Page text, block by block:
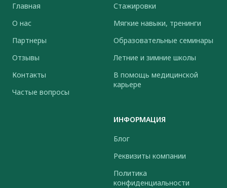
Главная
О нас
Партнеры
Отзывы
Контакты
Частые вопросы
Стажировки
Мягкие навыки, тренинги
Образовательные семинары
Летние и зимние школы
В помощь медицинской
карьере
ИНФОРМАЦИЯ
Блог
Реквизиты компании
Политика
конфиденциальности